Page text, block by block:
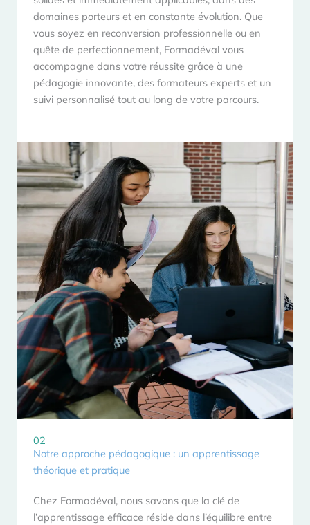
domaines porteurs et en constante évolution. Que
vous soyez en reconversion professionnelle ou en
quête de perfectionnement, Formadéval vous
accompagne dans votre réussite grâce à une
pédagogie innovante, des formateurs experts et un
suivi personnalisé tout au long de votre parcours.
02
Notre approche pédagogique : un apprentissage
théorique et pratique
Chez Formadéval, nous savons que la clé de
l’apprentissage efficace réside dans l’équilibre entre